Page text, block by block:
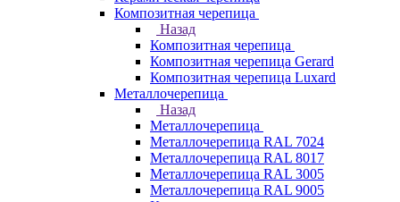
Композитная черепица
Назад
Композитная черепица
Композитная черепица Gerard
Композитная черепица Luxard
Металлочерепица
Назад
Металлочерепица
Металлочерепица RAL 7024
Металлочерепица RAL 8017
Металлочерепица RAL 3005
Металлочерепица RAL 9005